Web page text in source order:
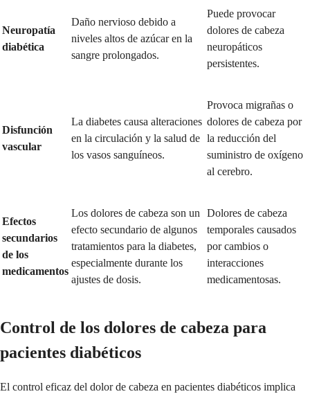
Neuropatía
diabética
Daño nervioso debido a
niveles altos de azúcar en la
sangre prolongados.
Puede provocar
dolores de cabeza
neuropáticos
persistentes.
Disfunción
vascular
La diabetes causa alteraciones
en la circulación y la salud de
los vasos sanguíneos.
Provoca migrañas o
dolores de cabeza por
la reducción del
suministro de oxígeno
al cerebro.
Efectos
secundarios
de los
medicamentos
Los dolores de cabeza son un
efecto secundario de algunos
tratamientos para la diabetes,
especialmente durante los
ajustes de dosis.
Dolores de cabeza
temporales causados
por cambios o
interacciones
medicamentosas.
Control de los dolores de cabeza para
pacientes diabéticos
El control eficaz del dolor de cabeza en pacientes diabéticos implica